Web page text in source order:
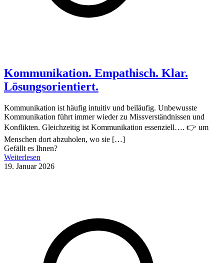
Kommunikation. Empathisch. Klar.
Lösungsorientiert.
Kommunikation ist häufig intuitiv und beiläufig. Unbewusste
Kommunikation führt immer wieder zu Missverständnissen und
Konflikten. Gleichzeitig ist Kommunikation essenziell…. 👉 um
Menschen dort abzuholen, wo sie […]
Gefällt es Ihnen?
Weiterlesen
19. Januar 2026